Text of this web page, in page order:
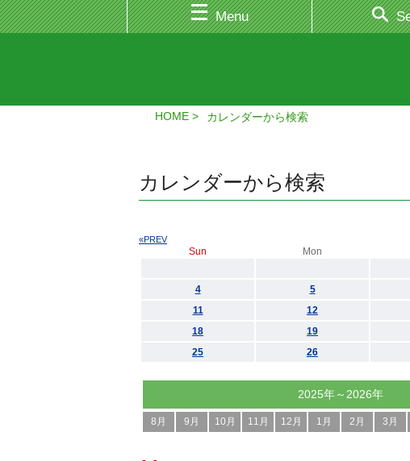
Menu
HOME カレンダーから検索
カレンダーから検索
«PREV
Sun Mon
4
5
11
12
18
19
25
26
2025年～2026年
8月 9月 10月 11月 12月 1月 2月 3月